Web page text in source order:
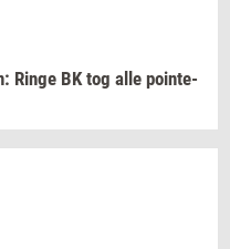
Ringe BK tog alle po­in­te­